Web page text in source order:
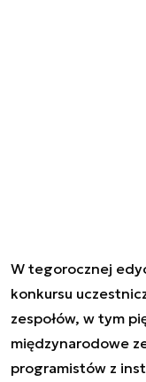
W tegorocznej
konkursu
zespołów, w tym
międzynarodowe
programistów z